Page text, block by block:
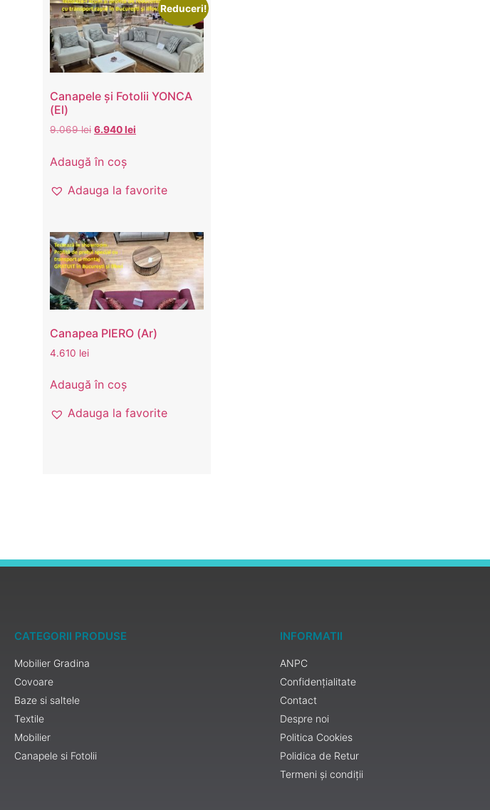
Reduceri!
Canapele și Fotolii YONCA
(El)
9.069lei 6.940lei
Adaugă în coș
Adauga la favorite
Canapea PIERO (Ar)
4.610 lei
Adaugă în coș
Adauga la favorite
CATEGORII PRODUSE
Mobilier Gradina
Covoare
Baze si saltele
Textile
Mobilier
Canapele si Fotolii
INFORMATII
ANPC
Confidențialitate
Contact
Despre noi
Politica Cookies
Polidica de Retur
Termeni și condiții